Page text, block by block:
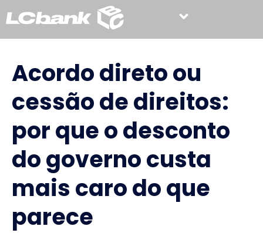
Acordo direto ou
cessão de direitos:
por que o desconto
do governo custa
mais caro do que
parece